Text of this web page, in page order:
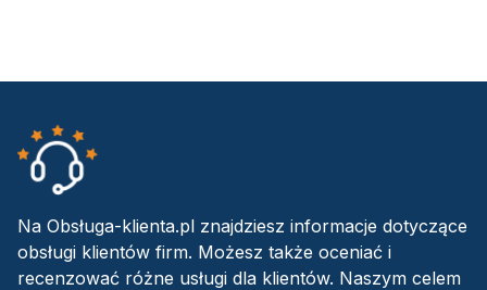
Na Obsługa-klienta.pl znajdziesz informacje dotyczące
obsługi klientów firm. Możesz także oceniać i
recenzować różne usługi dla klientów. Naszym celem